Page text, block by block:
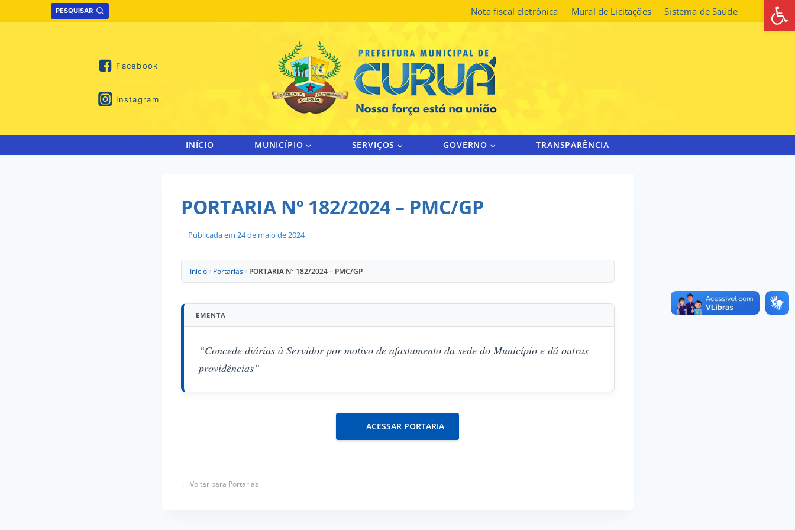
to
PESQUISAR Nota fiscal eletrônica Mural de Licitações Sistema de Saúde
Facebook
Instagram
INÍCIO MUNICÍPIO SERVIÇOS GOVERNO TRANSPARÊNCIA
PORTARIA Nº 182/2024 – PMC/GP
Publicada em 24 de maio de 2024
Início » Portarias » PORTARIA Nº 182/2024 – PMC/GP
EMENTA
“Concede diárias à Servidor por motivo de afastamento da sede do Município e dá outras
providências”
ACESSAR PORTARIA
← Voltar para Portarias